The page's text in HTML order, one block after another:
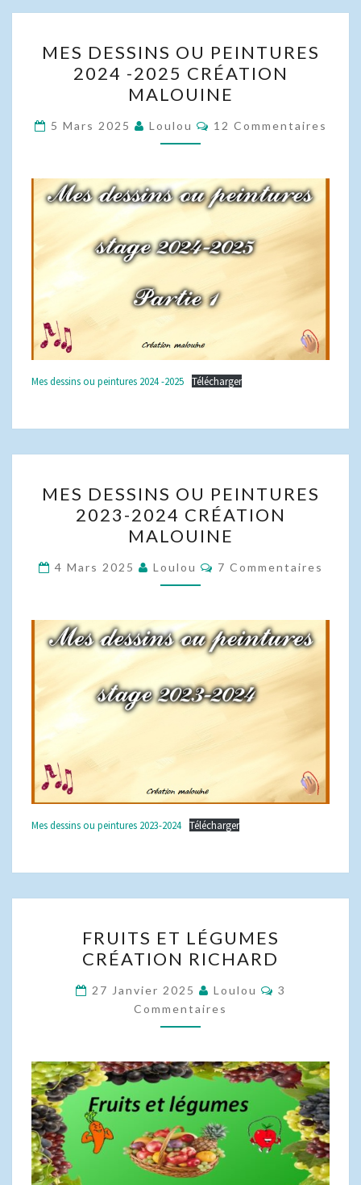
DESSINS
OU
PEINTURES
2024
-2025
MALOUINE
MES DESSINS OU PEINTURES
2024 -2025 CRÉATION
MALOUINE
5 Mars 2025 Loulou Commentaires
12 Commentaires
Mes dessins ou peintures 2024 -2025 Télécharger
DESSINS
OU
PEINTURES
2023-
2024
MALOUINE
MES DESSINS OU PEINTURES
2023-2024 CRÉATION
MALOUINE
4 Mars 2025 Loulou Commentaires
7 Commentaires
Mes dessins ou peintures 2023-2024 Télécharger
ET
LÉGUMES
CRÉATION
RICHARD
FRUITS ET LÉGUMES
CRÉATION RICHARD
27 Janvier 2025 Loulou
3
Commentaires